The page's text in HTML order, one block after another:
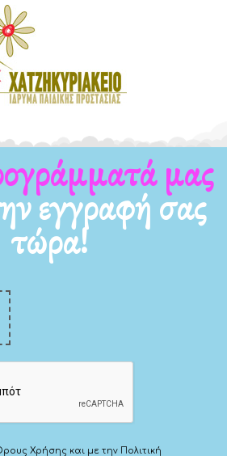
μας
εγγραφή σας
τώρα!
Χρήσης και με την Πολιτική